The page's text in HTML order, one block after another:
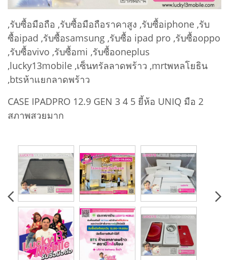
,รับซื้อมือถือ ,รับซื้อมือถือราคาสูง ,รับซื้อiphone ,รับ
ซื้อipad ,รับซื้อsamsung ,รับซื้อ ipad pro ,รับซื้อoppo
,รับซื้อvivo ,รับซื้อmi ,รับซื้อoneplus
,lucky13mobile ,เซ็นทรัลลาดพร้าว ,mrtพหลโยธิน
,btsห้าแยกลาดพร้าว
CASE IPADPRO 12.9 GEN 3 4 5 ยี้ห้อ UNIQ มือ 2
สภาพสวยมาก